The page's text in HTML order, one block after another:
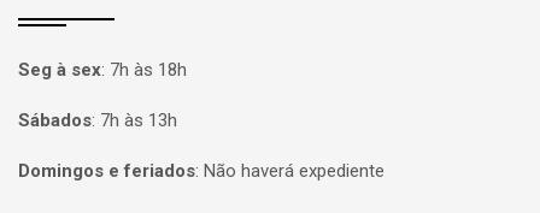
Seg à sex: 7h às 18h
Sábados: 7h às 13h
Domingos e feriados: Não haverá expediente